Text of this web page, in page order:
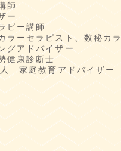
師
ー
ピー講師
ラーセラピスト、数秘カ
グアドバイザー
健康診断士
家庭教育アドバイザー